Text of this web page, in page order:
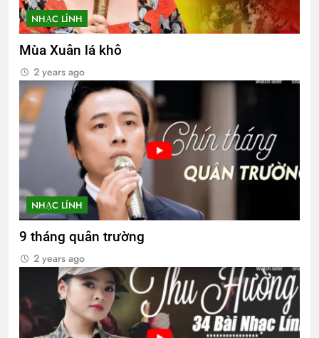
NHẠC LÍNH
Mùa Xuân lá khô
2 years ago
NHẠC LÍNH
9 tháng quân trường
2 years ago